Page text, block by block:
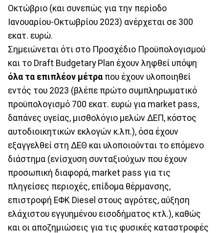
Οκτώβριο (και συνεπώς για την περίοδο
Ιανουαρίου-Οκτωβρίου 2023) ανέρχεται σε 300
εκατ. ευρώ.
Σημειώνεται ότι στο Προσχέδιο Προϋπολογισμού
και το Draft Budgetary Plan έχουν ληφθεί υπόψη
όλα τα επιπλέον μέτρα που έχουν υλοποιηθεί
εντός του 2023 (βλέπε πρώτο συμπληρωματικό
προϋπολογισμό 700 εκατ. ευρώ για market pass,
δαπάνες υγείας, μισθολόγιο μελών ΔΕΠ, κόστος
αυτοδιοικητικών εκλογών κ.λπ.), όσα έχουν
εξαγγελθεί στη ΔΕΘ και υλοποιούνται το επόμενο
διάστημα (ενίσχυση συνταξιούχων που έχουν
προσωπική διαφορά, market pass για τις
πληγείσες περιοχές, επίδομα θέρμανσης,
επιστροφή ΕΦΚ Diesel στους αγρότες, αύξηση
ελάχιστου εγγυημένου εισοδήματος κτλ.), καθώς
και οι αποζημιώσεις για τις φυσικές καταστροφές